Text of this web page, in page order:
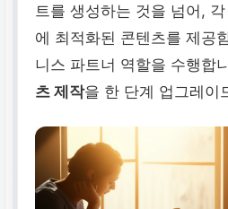
트를 생성하는 것을 넘어,
에 최적화된 콘텐츠를 제공
니스 파트너 역할을 수행합
츠 제작을 한 단계 업그레이